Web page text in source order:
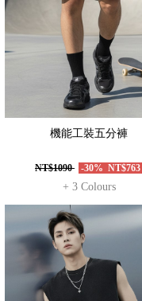
機能工裝五分褲
NT$1090 -30% NT$763
+ 3 Colours